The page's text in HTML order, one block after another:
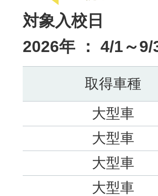
対象入校日
2026年 ： 4/1～9/
取得車種
大型車
大型車
大型車
大型車